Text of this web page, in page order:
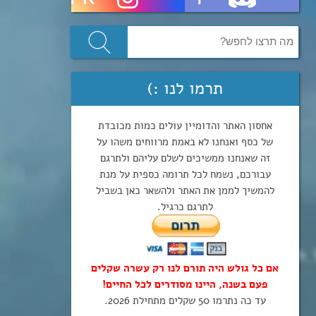
תרמו לנו :)
אחסון האתר והדומיין עולים כמות מכובדת
של כסף ואנחנו לא באמת מרווחים משהו על
זה שאנחנו ממשיכים לשלם עליהם ולתרגם
עבורכם, נשמח לכל תרומה כספית על מנת
להמשיך לממן את האתר ולהשאר כאן בשביל
לתרגם כרגיל.
אם כל גולש היה תורם לנו רק עשרה שקלים
פעם בשנה, היינו מסודרים לכל החיים!
עד כה נתרמו 50 שקלים מתחילת 2026.